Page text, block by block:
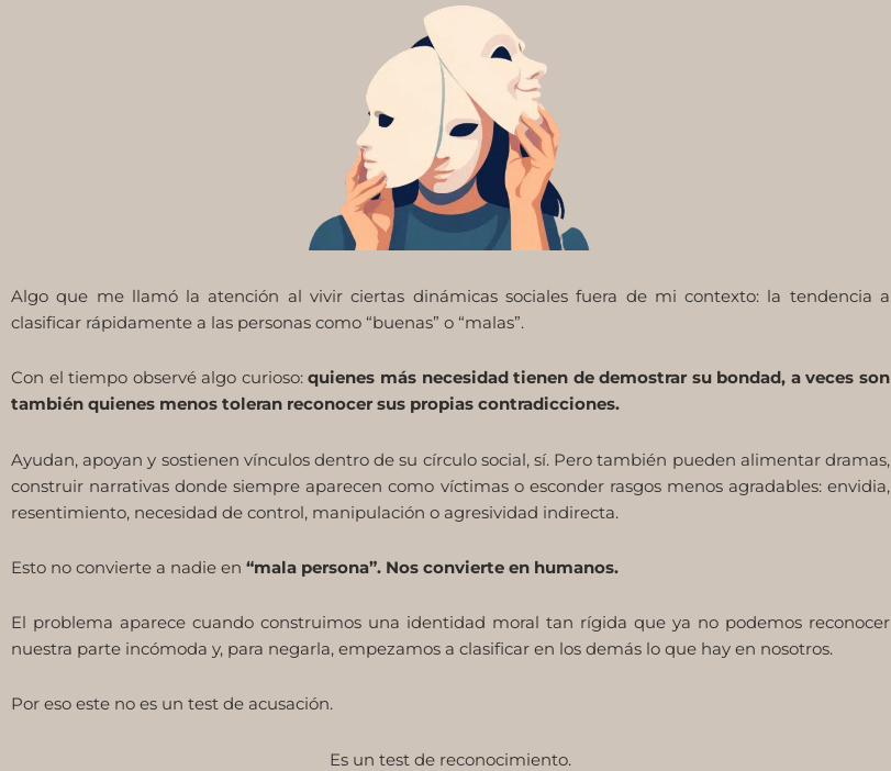
Algo que me llamó la atención al vivir ciertas dinámicas sociales fuera de mi contexto: la tendencia a
clasificar rápidamente a las personas como “buenas” o “malas”.
Con el tiempo observé algo curioso:quienes más necesidad tienen de demostrar su bondad, a veces son
también quienes menos toleran reconocer sus propias contradicciones.
Ayudan, apoyan y sostienen vínculos dentro de su círculo social, sí. Pero también pueden alimentar dramas,
construir narrativas donde siempre aparecen como víctimas o esconder rasgos menos agradables: envidia,
resentimiento, necesidad de control, manipulación o agresividad indirecta.
Esto no convierte a nadie en “mala persona”. Nos convierte en humanos.
El problema aparece cuando construimos una identidad moral tan rígida que ya no podemos reconocer
nuestra parte incómoda y, para negarla, empezamos a clasificar en los demás lo que hay en nosotros.
Por eso este no es un test de acusación.
Es un test de reconocimiento.